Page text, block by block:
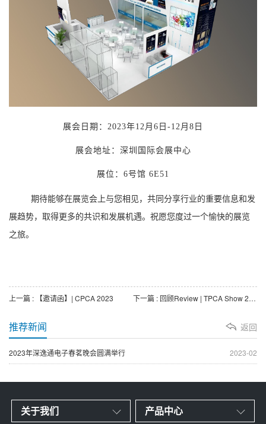
展会日期：2023年12月6日-12月8日
展会地址：深圳国际会展中心
展位：6号馆 6E51
期待能够在展览会上与您相见， 共同分享行业的重要信息和发
展趋势， 取得更多的共识和发展机遇。祝愿您度过一个愉快的展览
之旅。
上一篇 : 【邀请函】| CPCA 2023 下一篇 : 回顾Review | TPCA Show 2023
返回
推荐新闻
2023-02
2023年深逸通电子春茗晚会圆满举行
关于我们 产品中心